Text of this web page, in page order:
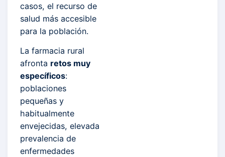
casos, el recurso de
salud más accesible
para la población.
La farmacia rural
afronta retos muy
específicos:
poblaciones
pequeñas y
habitualmente
envejecidas, elevada
prevalencia de
enfermedades